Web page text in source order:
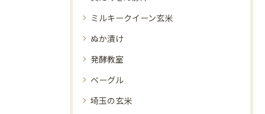
ミルキークイーン玄米
ぬか漬け
発酵教室
ベーグル
埼玉の玄米